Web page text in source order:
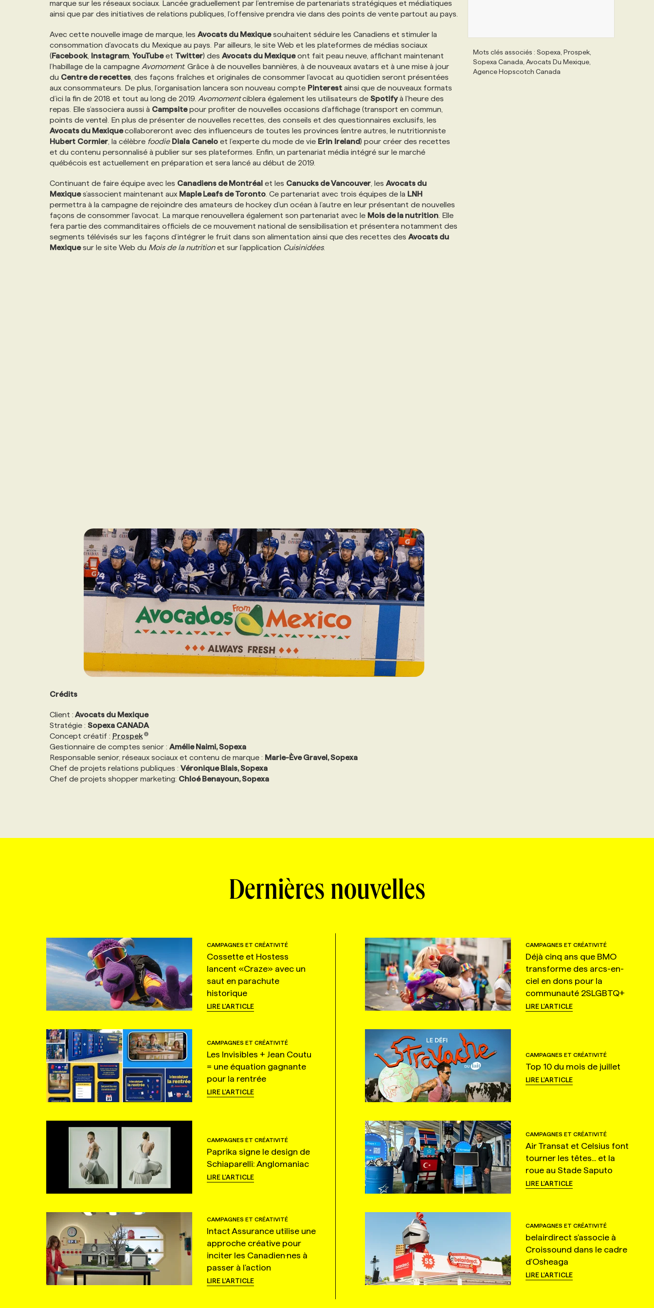
NOS TARIFS
PROGRAMMES DE SUBVENTIONS
ANNONCEZ AVEC NOUS
ANNONCEZ AVEC NOUS
marque sur les réseaux sociaux. Lancée graduellement par l’entremise de partenariats stratégiques et médiatiques
ainsi que par des initiatives de relations publiques, l’offensive prendra vie dans des points de vente partout au pays.
Avec cette nouvelle image de marque, les Avocats du Mexiquesouhaitent séduire les Canadiens et stimuler la
consommation d’avocats du Mexique au pays. Par ailleurs, le site Web et les plateformes de médias sociaux
(Facebook, Instagram YouTubeet Twitter) des Avocats du Mexiqueont fait peau neuve, affichant maintenant
l’habillage de la campagne Avomoment. Grâce à de nouvelles bannières, à de nouveaux avatars et à une mise à jour
du Centre de recettes , des façons fraîches et originales de consommer l’avocat au quotidien seront présentées
aux consommateurs. De plus, l’organisation lancera son nouveau compte Pinterest ainsi que de nouveaux formats
d’ici la fin de 2018 et tout au long de 2019. Avomomentciblera également les utilisateurs de Spotifyà l’heure des
repas. Elle s’associera aussi à Campsitepour profiter de nouvelles occasions d’affichage (transport en commun,
points de vente). En plus de présenter de nouvelles recettes, des conseils et des questionnaires exclusifs, les
Avocats du Mexiquecollaboreront avec des influenceurs de toutes les provinces (entre autres, le nutritionniste
Hubert Cormier , la célèbre foodie Diala Canelo et l’experte du mode de vie Erin Ireland) pour créer des recettes
et du contenu personnalisé à publier sur ses plateformes. Enfin, un partenariat média intégré sur le marché
québécois est actuellement en préparation et sera lancé au début de 2019.
Continuant de faire équipe avec les Canadiens de Montréal et les Canucks de Vancouver , les Avocats du
Mexiques’associent maintenant aux Maple Leafs de Toronto . Ce partenariat avec trois équipes de la LNH
permettra à la campagne de rejoindre des amateurs de hockey d’un océan à l’autre en leur présentant de nouvelles
façons de consommer l’avocat. La marque renouvellera également son partenariat avec le Mois de la nutrition . Elle
fera partie des commanditaires officiels de ce mouvement national de sensibilisation et présentera notamment des
segments télévisés sur les façons d’intégrer le fruit dans son alimentation ainsi que des recettes des Avocats du
Mexiquesur le site Web du Mois de la nutritionet sur l’application Cuisinidées.
Crédits
Client : Avocats du Mexique
Stratégie : Sopexa CANADA
Concept créatif : Prospek
Gestionnaire de comptes senior : Amélie Naimi, Sopexa
Responsable senior, réseaux sociaux et contenu de marque : Marie-Ève Gravel, Sopexa
Chef de projets relations publiques : Véronique Blais, Sopexa
Chef de projets shopper marketing: Chloé Benayoun, Sopexa
Mots clés associés : Sopexa, Prospek,
Sopexa Canada, Avocats Du Mexique,
Agence Hopscotch Canada
Dernières nouvelles
CAMPAGNES ET CRÉATIVITÉ
Cossette et Hostess
lancent «Craze» avec un
saut en parachute
historique
LIRE L'ARTICLE
CAMPAGNES ET CRÉATIVITÉ
Déjà cinq ans que BMO
transforme des arcs-en-
ciel en dons pour la
communauté 2SLGBTQ+
LIRE L'ARTICLE
CAMPAGNES ET CRÉATIVITÉ
Les Invisibles + Jean Coutu
= une équation gagnante
pour la rentrée
LIRE L'ARTICLE
CAMPAGNES ET CRÉATIVITÉ
Top 10 du mois de juillet
LIRE L'ARTICLE
CAMPAGNES ET CRÉATIVITÉ
Paprika signe le design de
Schiaparelli: Anglomaniac
LIRE L'ARTICLE
CAMPAGNES ET CRÉATIVITÉ
Air Transat et Celsius font
tourner les têtes... et la
roue au Stade Saputo
LIRE L'ARTICLE
CAMPAGNES ET CRÉATIVITÉ
Intact Assurance utilise une
approche créative pour
inciter les Canadien·nes à
passer à l'action
LIRE L'ARTICLE
CAMPAGNES ET CRÉATIVITÉ
belairdirect s'associe à
Croissound dans le cadre
d'Osheaga
LIRE L'ARTICLE